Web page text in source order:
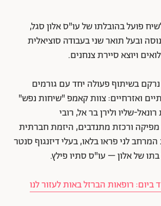
פועל בהובלתו של עו"ס אלון סגל,
ובעל תואר שני בעבודה סוציאלית
ויוצא סיירת צנחנים.
בשיתוף פעולה יחד עם גורמים
ואזרחיים: צוות קאמפ "שיחות נפש"
שליו ולירן בר אל, רובי
ורכזת מתנדבים, היזמת חברתית
המרחב לני פראו בלאו, בעלי דיזנגוף סנטר
בתו של אלון – עו"ס סתיו פילץ.
רופאות הברזל באות לעזור לנו